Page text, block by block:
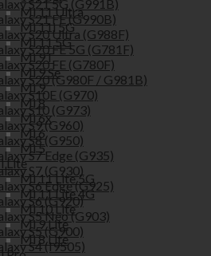
Mi 11 Ultra
Mi 11i 5G
Mi 11 5G
Mi 9T
Mi 9 Se
Mi 9
Mi 8
Mi 6x
Mi 6
Mi 5
Lite
Mi 11 Lite 5G
Mi 11 Lite 4G
Mi 10 Lite
Mi 9 Lite
Mi 8 Lite
S21 5G (G991B)
S21 FE (G990B)
S20 Ultra (G988F)
S20 FE 5G (G781F)
S20 FE (G780F)
S20 (G980F / G981B)
S10E (G970)
S10 (G973)
S9 (G960)
S8 (G950)
S7 Edge (G935)
S7 (G930)
S6 Edge (G925)
S6 (G920)
S5 Neo (G903)
S5 (G900)
S4 (I9505)